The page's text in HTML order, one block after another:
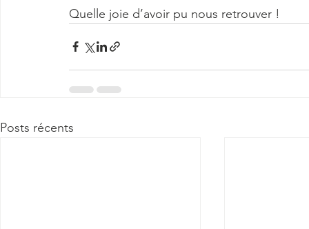
Quelle joie d’avoir pu nous retrouver !
Posts récents